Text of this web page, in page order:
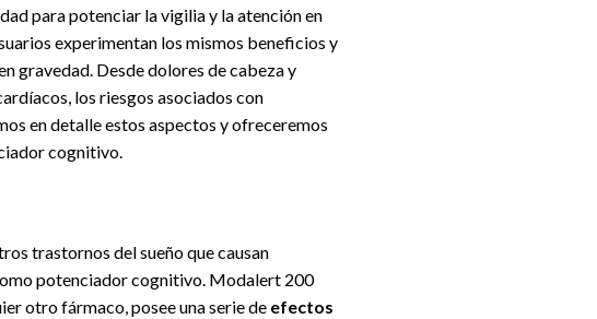
para potenciar la vigilia y la atención en
experimentan los mismos beneficios y
gravedad. Desde dolores de cabeza y
los riesgos asociados con
en detalle estos aspectos y ofreceremos
cognitivo.
trastornos del sueño que causan
potenciador cognitivo. Modalert 200
otro fármaco, posee una serie de efectos